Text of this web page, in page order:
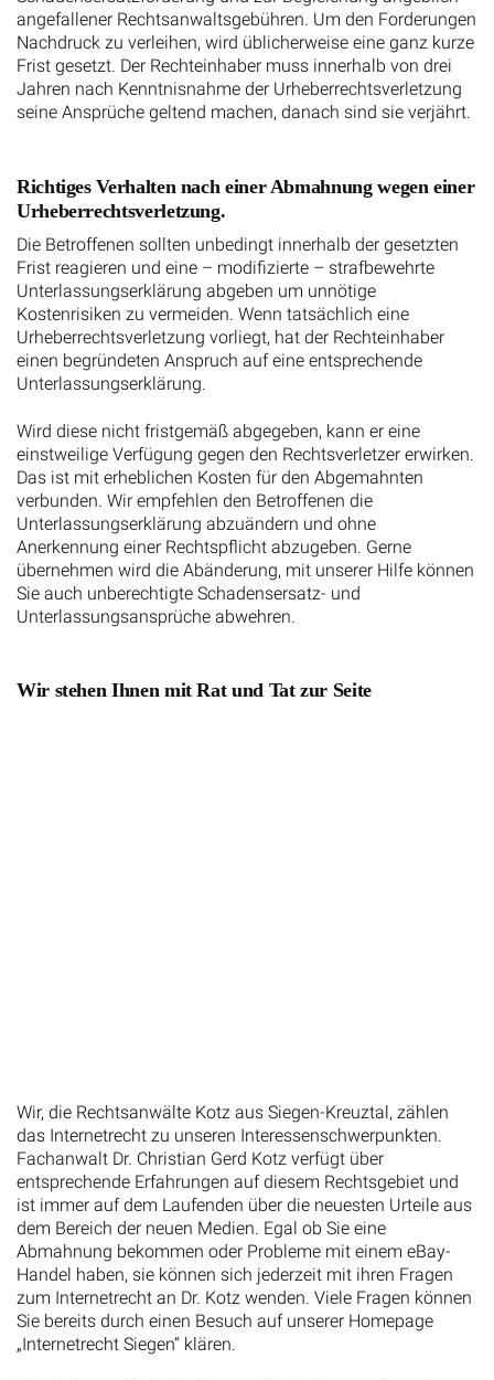
angefallener Rechtsanwaltsgebühren. Um den Forderungen
Nachdruck zu verleihen, wird üblicherweise eine ganz kurze
Frist gesetzt. Der Rechteinhaber muss innerhalb von drei
Jahren nach Kenntnisnahme der Urheberrechtsverletzung
seine Ansprüche geltend machen, danach sind sie verjährt.
Richtiges Verhalten nach einer Abmahnung wegen einer
Urheberrechtsverletzung.
Die Betroffenen sollten unbedingt innerhalb der gesetzten
Frist reagieren und eine – modifizierte – strafbewehrte
Unterlassungserklärung abgeben um unnötige
Kostenrisiken zu vermeiden. Wenn tatsächlich eine
Urheberrechtsverletzung vorliegt, hat der Rechteinhaber
einen begründeten Anspruch auf eine entsprechende
Unterlassungserklärung.
Wird diese nicht fristgemäß abgegeben, kann er eine
einstweilige Verfügung gegen den Rechtsverletzer erwirken.
Das ist mit erheblichen Kosten für den Abgemahnten
verbunden. Wir empfehlen den Betroffenen die
Unterlassungserklärung abzuändern und ohne
Anerkennung einer Rechtspflicht abzugeben. Gerne
übernehmen wird die Abänderung, mit unserer Hilfe können
Sie auch unberechtigte Schadensersatz- und
Unterlassungsansprüche abwehren.
Wir stehen Ihnen mit Rat und Tat zur Seite
Wir, die Rechtsanwälte Kotz aus Siegen-Kreuztal, zählen
das Internetrecht zu unseren Interessenschwerpunkten.
Fachanwalt Dr. Christian Gerd Kotz verfügt über
entsprechende Erfahrungen auf diesem Rechtsgebiet und
ist immer auf dem Laufenden über die neuesten Urteile aus
dem Bereich der neuen Medien. Egal ob Sie eine
Abmahnung bekommen oder Probleme mit einem eBay-
Handel haben, sie können sich jederzeit mit ihren Fragen
zum Internetrecht an Dr. Kotz wenden. Viele Fragen können
Sie bereits durch einen Besuch auf unserer Homepage
„Internetrecht Siegen“ klären.